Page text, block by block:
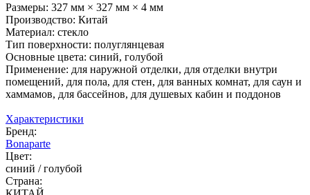
Размеры: 327 мм × 327 мм × 4 мм
Производство: Китай
Материал: стекло
Тип поверхности: полуглянцевая
Основные цвета: синий, голубой
Применение: для наружной отделки, для отделки внутри
помещений, для пола, для стен, для ванных комнат, для саун и
хаммамов, для бассейнов, для душевых кабин и поддонов
Характеристики
Бренд:
Bonaparte
Цвет:
синий / голубой
Страна: